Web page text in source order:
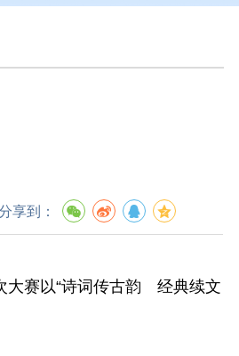
享到：
大赛以“诗词传古韵 经典续文